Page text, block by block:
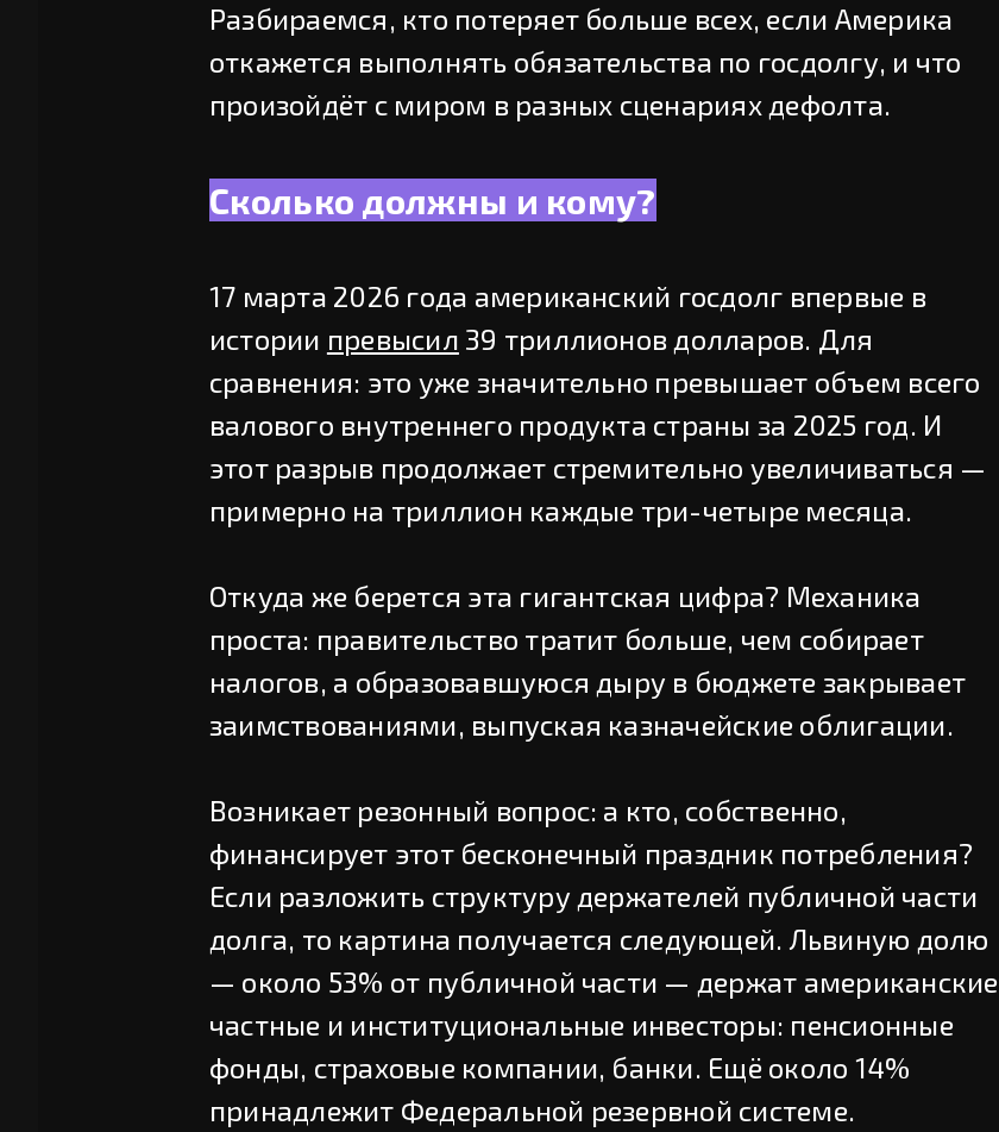
Разбираемся, кто потеряет больше всех, если Америка
откажется выполнять обязательства по госдолгу, и что
произойдёт с миром в разных сценариях дефолта.
Сколько должны и кому?
17 марта 2026 года американский госдолг впервые в
истории превысил 39 триллионов долларов. Для
сравнения: это уже значительно превышает объем всего
валового внутреннего продукта страны за 2025 год. И
этот разрыв продолжает стремительно увеличиваться —
примерно на триллион каждые три-четыре месяца.
Откуда же берется эта гигантская цифра? Механика
проста: правительство тратит больше, чем собирает
налогов, а образовавшуюся дыру в бюджете закрывает
заимствованиями, выпуская казначейские облигации.
Возникает резонный вопрос: а кто, собственно,
финансирует этот бесконечный праздник потребления?
Если разложить структуру держателей публичной части
долга, то картина получается следующей. Львиную долю
— около 53% от публичной части — держат американские
частные и институциональные инвесторы: пенсионные
фонды, страховые компании, банки. Ещё около 14%
принадлежит Федеральной резервной системе.